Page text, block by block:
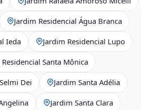
Jardim Residencial Água Branca
Ieda Jardim Residencial Lupo
Residencial Santa Mônica
Dei Jardim Santa Adélia
Jardim Santa Clara